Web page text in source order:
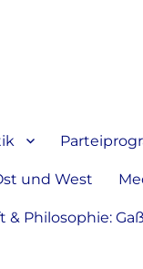
und West
& Philosophie: